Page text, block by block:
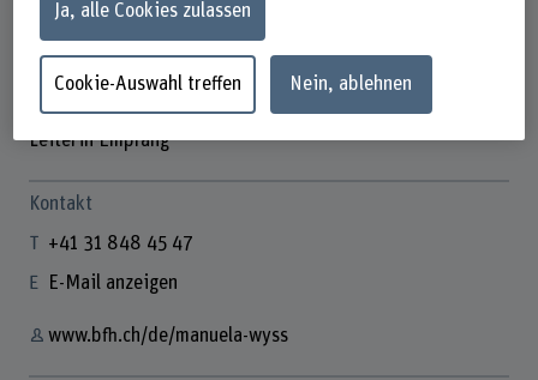
Manuela Wyss
Leiterin Empfang
Kontakt
+41 31 848 45 47
E-Mail anzeigen
www.bfh.ch/de/manuela-wyss
Ja, alle Cookies zulassen
Cookie-Auswahl treffen Nein, ablehnen